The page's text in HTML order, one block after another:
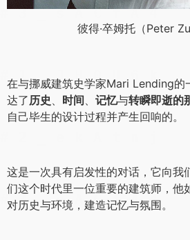
彼得·卒姆托（Peter
在与挪威建筑史学家Mari Lending的
达了历史 、 时间、 记忆与转瞬即逝的
自己毕生的设计过程并产生回响的。
这是一次具有启发性的对话，它向
们这个时代里一位重要的建筑师，他
对历史与环境，建造记忆与氛围。